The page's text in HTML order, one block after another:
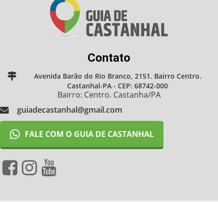
Contato
Avenida Barão do Rio Branco, 2151. Bairro Centro.
Castanhal-PA - CEP: 68742-000
Bairro: Centro. Castanha/PA
guiadecastanhal@gmail.com
FALE COM O GUIA DE CASTANHAL